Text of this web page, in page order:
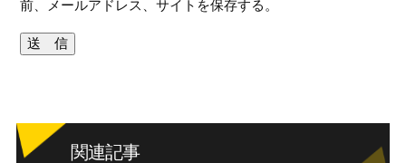
前、メールアドレス、サイトを保存する。
関連記事